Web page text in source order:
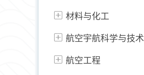
材料与化工
航空宇航科学与技术
航空工程